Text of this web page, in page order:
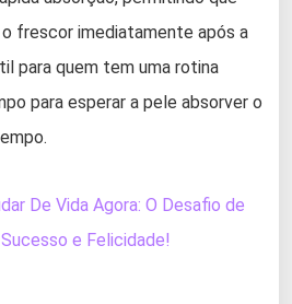
frescor imediatamente após a
para quem tem uma rotina
para esperar a pele absorver o
De Vida Agora: O Desafio de
e Felicidade!